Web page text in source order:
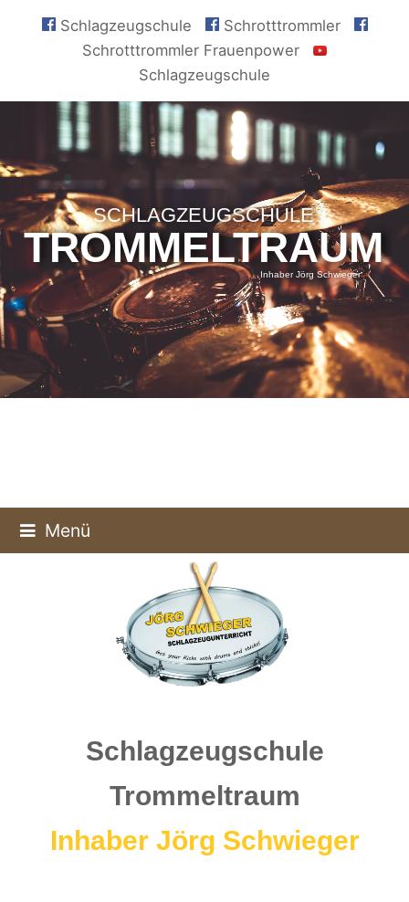
Schlagzeugschule
Schrotttrommler
Schrotttrommler Frauenpower
Schlagzeugschule
TROMMELTRAUM
SCHLAGZEUGSCHULE
Inhaber Jörg Schwieger
Menü
Schlagzeugschule
Trommeltraum
Inhaber Jörg Schwieger